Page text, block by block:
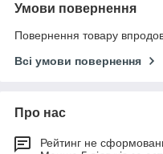
Умови повернення
Повернення товару
Всі умови повернення
Про нас
Рейтинг не